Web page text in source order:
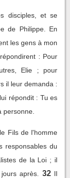
disciples, et se
de Philippe. En
les gens à mon
: Pour
Elie ; pour
il leur demanda :
répondit : Tu es
personne.
Fils de l'homme
responsables du
de la Loi ; il
après.
32 Il